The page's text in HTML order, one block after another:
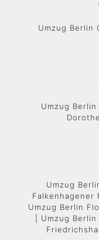
Umzug Berlin
Umzug
Umzug
Falkenhagener
Umzug Berlin
| Umzug